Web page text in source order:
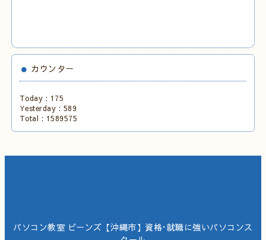
カウンター
Today : 175
Yesterday : 589
Total : 1589575
パソコン教室 ビーンズ【沖縄市】資格･就職に強いパソコンス